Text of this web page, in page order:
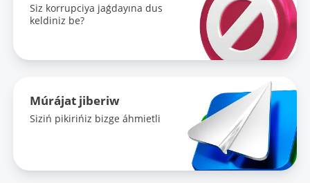
Siz korrupciya jaǵdayına dus
keldiniz be?
Múrájat jiberiw
Siziń pikirińiz bizge áhmietli